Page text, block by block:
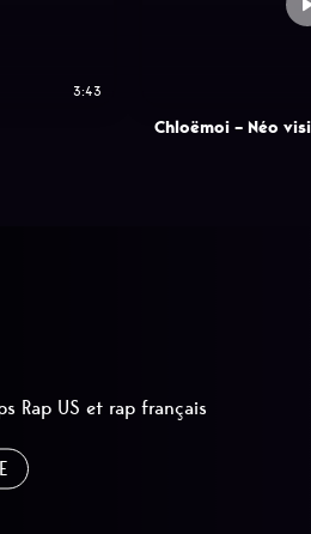
3:43
Chloëmoi – Néo
Rap US et rap français